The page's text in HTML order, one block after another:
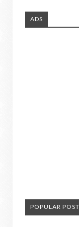
ADS
POPULAR